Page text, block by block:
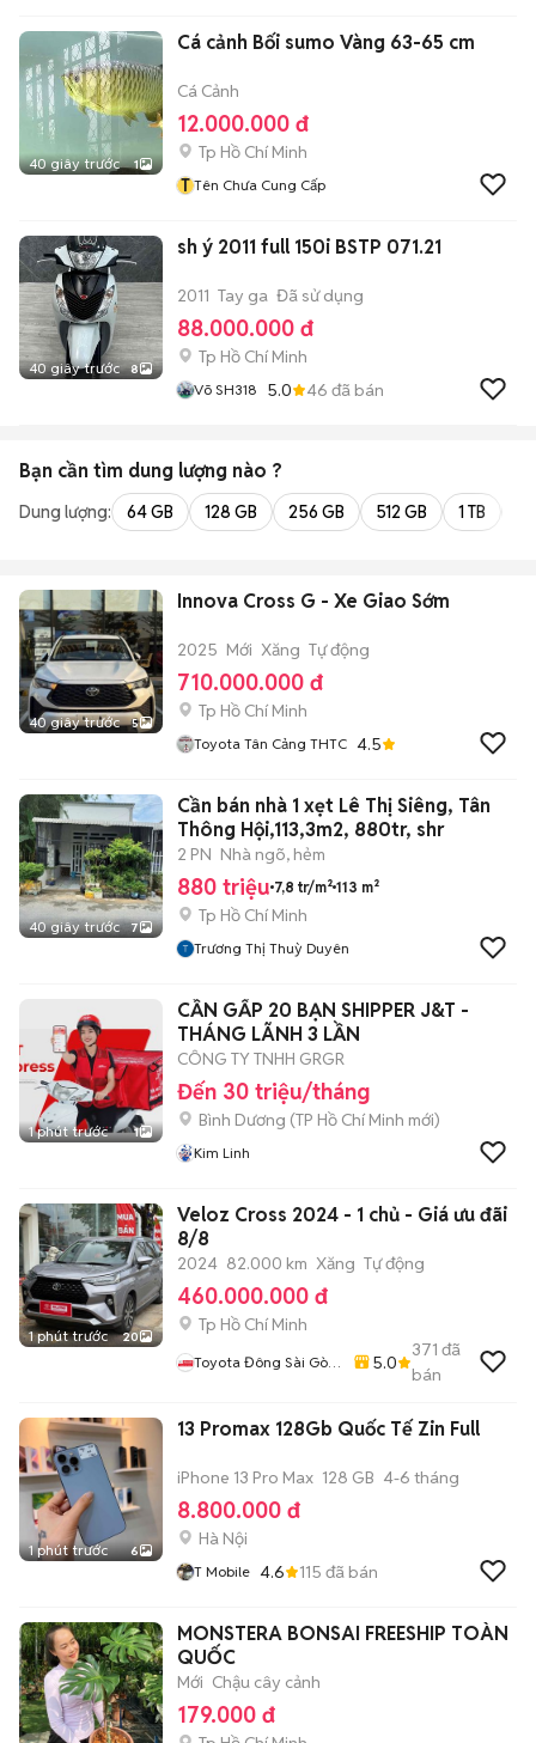
40 giây trước 1
Cá cảnh Bối sumo Vàng 63-65 cm
Cá Cảnh
12.000.000 đ
Tp Hồ Chí Minh
T Tên Chưa Cung Cấp
40 giây trước 8
sh ý 2011 full 150i BSTP 071.21
2011 Tay ga Đã sử dụng
88.000.000 đ
Tp Hồ Chí Minh
Võ SH318 5.0 46 đã bán
Bạn cần tìm dung lượng nào ?
Dung lượng: 64 GB 128 GB 256 GB 512 GB 1 TB
40 giây trước 5
Innova Cross G - Xe Giao Sớm
2025 Mới Xăng Tự động
710.000.000 đ
Tp Hồ Chí Minh
Toyota Tân Cảng THTC 4.5
40 giây trước 7
Cần bán nhà 1 xẹt Lê Thị Siêng, Tân
Thông Hội,113,3m2, 880tr, shr
2 PN Nhà ngõ, hẻm
880 triệu 7,8 tr/m² 113 m²
Tp Hồ Chí Minh
Trương Thị Thuỳ Duyên
1 phút trước 1
CẦN GẤP 20 BẠN SHIPPER J&T -
THÁNG LÃNH 3 LẦN
CÔNG TY TNHH GRGR
Đến 30 triệu/tháng
Bình Dương (TP Hồ Chí Minh mới)
Kim Linh
1 phút trước 20
Veloz Cross 2024 - 1 chủ - Giá ưu đãi
8/8
2024 82.000 km Xăng Tự động
460.000.000 đ
Tp Hồ Chí Minh
Toyota Đông Sài Gòn|
5.0
371 đã
bán
1 phút trước 6
13 Promax 128Gb Quốc Tế Zin Full
iPhone 13 Pro Max 128 GB 4-6 tháng
8.800.000 đ
Hà Nội
T Mobile 4.6 115 đã bán
MONSTERA BONSAI FREESHIP TOÀN
QUỐC
Mới Chậu cây cảnh
179.000 đ